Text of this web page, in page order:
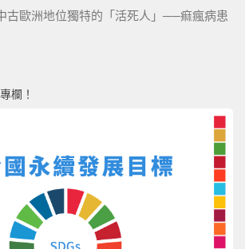
古歐洲地位獨特的「活死人」──痲瘋病患
欄！